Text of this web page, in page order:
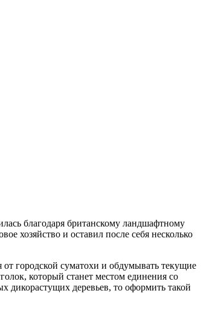
благодаря британскому ландшафтному
хозяйство и оставил после себя несколько
городской суматохи и обдумывать текущие
который станет местом единения со
дикорастущих деревьев, то оформить такой